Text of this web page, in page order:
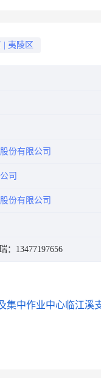
夷陵区
份有限公司
司
份有限公司
：13477197656
集中作业中心临江溪